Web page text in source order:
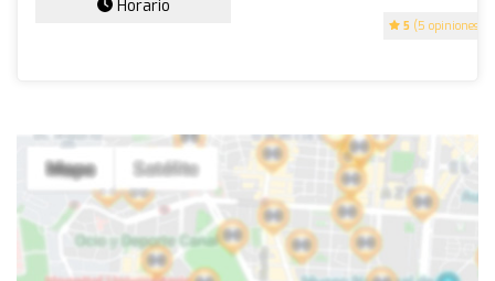
5 (5 opiniones)
Horario